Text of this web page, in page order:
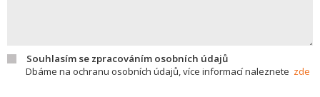
Souhlasím se zpracováním osobních údajů
Dbáme na ochranu osobních údajů, více informací naleznete zde